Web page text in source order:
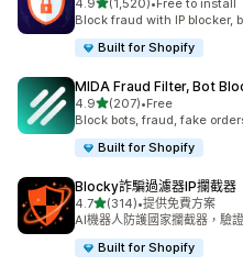
4.9 (1,520)
共有 1520 則評價
•Free to install
Block fraud with IP blocker,
Built for Shopify
MIDA Fraud Filter, Bot
4.9滿分 5 顆星
(207)
共有 207 則評價
•Free
Block bots, fraud, fake
Built for Shopify
Blocky詐騙過濾器IP攔截器
4.7滿分 5 顆星
(314)
共有 314 則評價
•提供免費方案
AI機器人防護國家攔截器，驗
Built for Shopify